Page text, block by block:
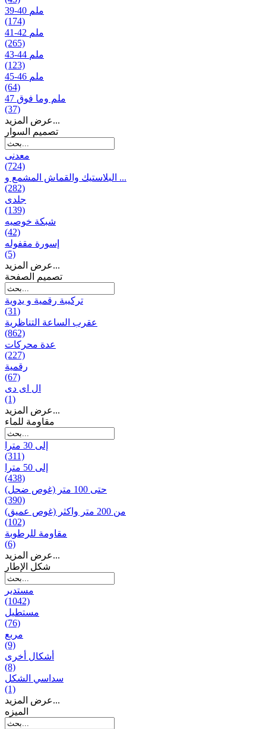
39-40 ملم
(174)
41-42 ملم
(265)
43-44 ملم
(123)
45-46 ملم
(64)
47 ملم وما فوق
(37)
عرض المزيد...
تصمیم السوار
معدنی
(724)
البلاستيك والقماش المشمع و ...
(282)
جلدی
(139)
شبكة خوصیه
(42)
إسورة مقفوله
(5)
عرض المزيد...
تصميم الصفحة
تركيبة رقمية و يدوية
(31)
عقرب الساعة التناظرية
(862)
عدة محركات
(227)
رقمية
(67)
ال ای دی
(1)
عرض المزيد...
مقاومة للماء
إلى 30 مترا
(311)
إلى 50 مترا
(438)
حتى 100 متر (غوص ضحل)
(390)
من 200 متر واکثر (غوص عميق)
(102)
مقاومة للرطوبة
(6)
عرض المزيد...
شكل الإطار
مستدير
(1042)
مستطيل
(76)
مربع
(9)
أشكال أخرى
(8)
سداسي الشكل
(1)
عرض المزيد...
المیزه